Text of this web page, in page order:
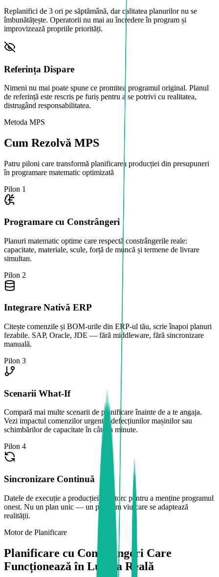
Replanifici de 3 ori pe săptămână, dar calitatea planurilor nu se
îmbunătățește. Operatorii nu mai au încredere în program și
improvizează propriile priorități.
Referința Dispare
Nimeni nu mai poate spune ce promitea programul original. Planul
de referință este rescris pe furiș pentru a se potrivi cu realitatea,
distrugând responsabilitatea.
Metoda MPS
Cum Rezolvă MPS
Patru piloni care transformă planificarea producției din presupuneri
în programare matematic optimizată
Pilon 1
Programare cu Constrângeri
Planuri matematic optime care respectă constrângerile reale:
capacitate, materiale, scule, forță de muncă și termene de livrare
simultan.
Pilon 2
Integrare Nativă ERP
Citește comenzile și BOM-urile din ERP-ul tău, scrie înapoi planuri
fezabile. SAP, Oracle, JDE — fără middleware, fără sincronizare
manuală.
Pilon 3
Scenarii What-If
Compară mai multe scenarii de planificare înainte de a te angaja.
Vezi impactul comenzilor urgente, defecțiunilor mașinilor sau
schimbărilor de capacitate în câteva minute.
Pilon 4
Sincronizare Continuă
Datele de execuție a producției se întorc pentru a menține programul
onest. Nu un plan unic — un program viu care se adaptează
realității.
Motor de Planificare
Planificare cu Constrângeri Care
Funcționează în Lumea Reală